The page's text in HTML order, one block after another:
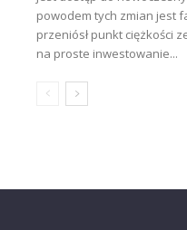
powodem tych zmian jest
przeniósł punkt ciężkości
na proste inwestowanie...